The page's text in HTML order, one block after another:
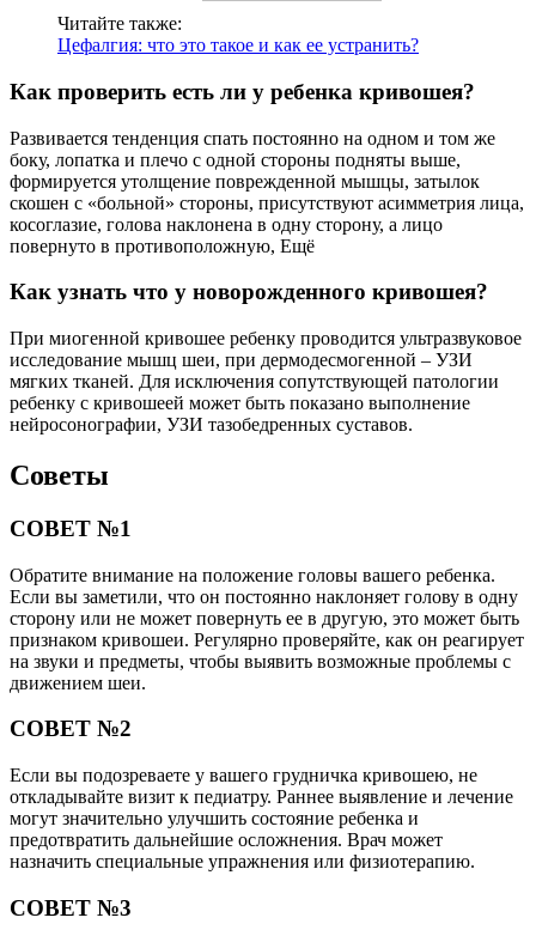
Читайте также:
Цефалгия: что это такое и как ее устранить?
Как проверить есть ли у ребенка кривошея?
Развивается тенденция спать постоянно на одном и том же
боку, лопатка и плечо с одной стороны подняты выше,
формируется утолщение поврежденной мышцы, затылок
скошен с «больной» стороны, присутствуют асимметрия лица,
косоглазие, голова наклонена в одну сторону, а лицо
повернуто в противоположную, Ещё
Как узнать что у новорожденного кривошея?
При миогенной кривошее ребенку проводится ультразвуковое
исследование мышц шеи, при дермодесмогенной – УЗИ
мягких тканей. Для исключения сопутствующей патологии
ребенку с кривошеей может быть показано выполнение
нейросонографии, УЗИ тазобедренных суставов.
Советы
СОВЕТ №1
Обратите внимание на положение головы вашего ребенка.
Если вы заметили, что он постоянно наклоняет голову в одну
сторону или не может повернуть ее в другую, это может быть
признаком кривошеи. Регулярно проверяйте, как он реагирует
на звуки и предметы, чтобы выявить возможные проблемы с
движением шеи.
СОВЕТ №2
Если вы подозреваете у вашего грудничка кривошею, не
откладывайте визит к педиатру. Раннее выявление и лечение
могут значительно улучшить состояние ребенка и
предотвратить дальнейшие осложнения. Врач может
назначить специальные упражнения или физиотерапию.
СОВЕТ №3